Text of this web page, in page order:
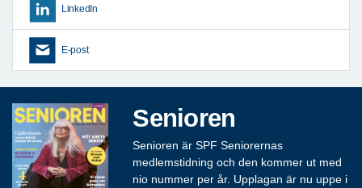
LinkedIn
E-post
Senioren
Senioren är SPF Seniorernas
medlemstidning och den kommer ut med
nio nummer per år. Upplagan är nu uppe i